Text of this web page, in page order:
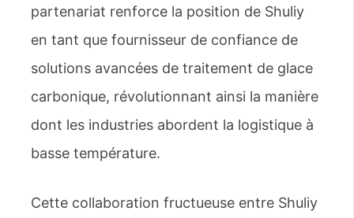
partenariat renforce la position de Shuliy
en tant que fournisseur de confiance de
solutions avancées de traitement de glace
carbonique, révolutionnant ainsi la manière
dont les industries abordent la logistique à
basse température.
Cette collaboration fructueuse entre Shuliy